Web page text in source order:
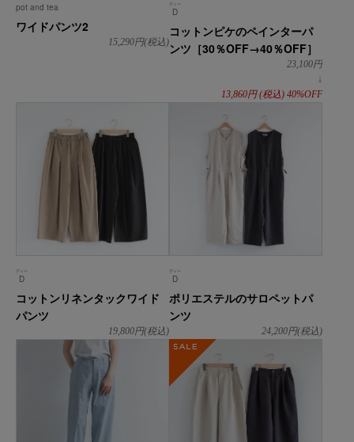
pot and tea
ワイドパンツ2
15,290円(税込)
D
ディー
コットンピケのペインターパ
ンツ［30％OFF→40％OFF］
23,100円
↓
13,860円(税込) 40%OFF
D
ディー
コットンリネンタックワイド
パンツ
19,800円(税込)
D
ディー
ポリエステルのサロペットパ
ンツ
24,200円(税込)